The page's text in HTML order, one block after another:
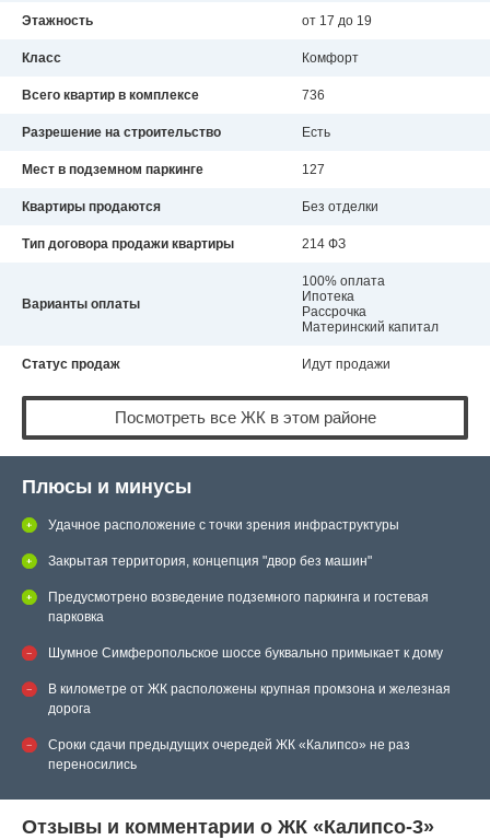
Этажность от 17 до 19
Класс Комфорт
Всего квартир в комплексе 736
Разрешение на строительство Есть
Мест в подземном паркинге 127
Квартиры продаются Без отделки
Тип договора продажи квартиры 214 ФЗ
Варианты оплаты
100% оплата
Ипотека
Рассрочка
Материнский капитал
Статус продаж Идут продажи
Посмотреть все ЖК в этом районе
Плюсы и минусы
Удачное расположение с точки зрения инфраструктуры
Закрытая территория, концепция "двор без машин"
Предусмотрено возведение подземного паркинга и гостевая
парковка
Шумное Симферопольское шоссе буквально примыкает к дому
В километре от ЖК расположены крупная промзона и железная
дорога
Сроки сдачи предыдущих очередей ЖК «Калипсо» не раз
переносились
Отзывы и комментарии о ЖК «Калипсо-3»